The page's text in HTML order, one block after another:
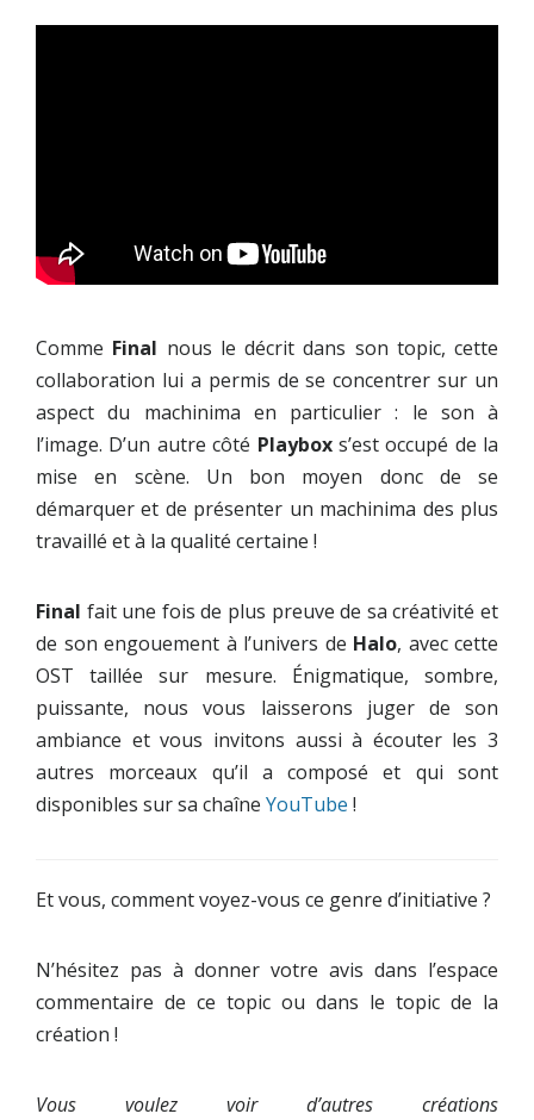
Comme Final nous le décrit dans son topic, cette
collaboration lui a permis de se concentrer sur un
aspect du machinima en particulier : le son à
l’image. D’un autre côté Playboxs’est occupé de la
mise en scène. Un bon moyen donc de se
démarquer et de présenter un machinima des plus
travaillé et à la qualité certaine !
Final fait une fois de plus preuve de sa créativité et
de son engouement à l’univers de Halo, avec cette
OST taillée sur mesure. Énigmatique, sombre,
puissante, nous vous laisserons juger de son
ambiance et vous invitons aussi à écouter les 3
autres morceaux qu’il a composé et qui sont
disponibles sur sa chaîne YouTube !
Et vous, comment voyez-vous ce genre d’initiative ?
N’hésitez pas à donner votre avis dans l’espace
commentaire de ce topic ou dans le topic de la
création !
Vous voulez voir d’autres créations